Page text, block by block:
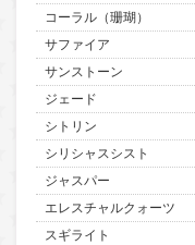
コーラル（珊瑚）
サファイア
サンストーン
ジェード
シトリン
シリシャスシスト
ジャスパー
エレスチャルクォーツ
スギライト